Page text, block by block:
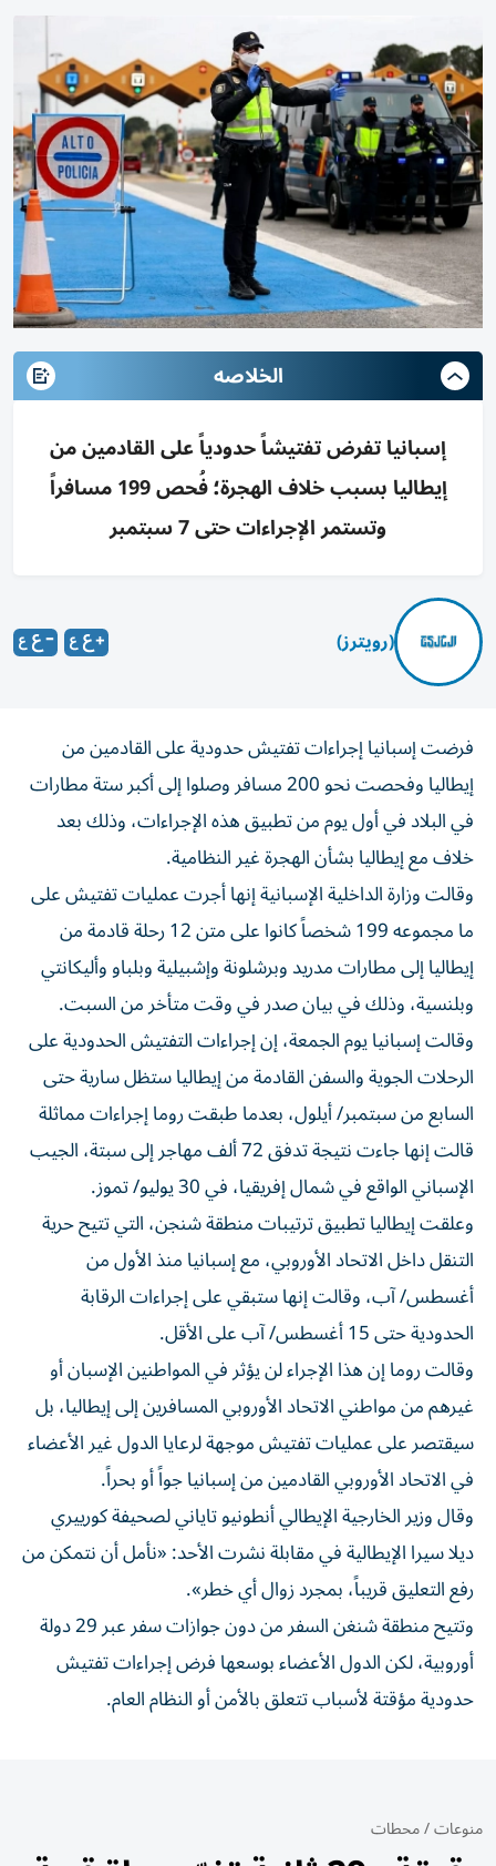
الخلاصه
إسبانيا تفرض تفتيشاً حدودياً على القادمين من
إيطاليا بسبب خلاف الهجرة؛ فُحص 199 مسافراً
وتستمر الإجراءات حتى 7 سبتمبر
(رويترز)
فرضت إسبانيا إجراءات تفتيش حدودية على القادمين من
إيطاليا وفحصت نحو 200 مسافر وصلوا إلى أكبر ستة ‌مطارات
في البلاد في أول يوم من تطبيق هذه ​الإجراءات، وذلك ⁠بعد
خلاف مع إيطاليا بشأن الهجرة غير ‌النظامية.
وقالت وزارة الداخلية ‌الإسبانية إنها أجرت عمليات تفتيش على
ما مجموعه 199 شخصاً كانوا على متن 12 رحلة قادمة من
إيطاليا إلى مطارات ‌مدريد وبرشلونة وإشبيلية وبلباو وأليكانتي
وبلنسية، وذلك في بيان صدر ⁠في وقت متأخر من السبت.
وقالت إسبانيا يوم الجمعة، إن إجراءات التفتيش الحدودية على
الرحلات الجوية والسفن القادمة من إيطاليا ستظل سارية حتى
السابع من سبتمبر/ أيلول، بعدما طبقت روما إجراءات مماثلة
قالت إنها جاءت نتيجة تدفق 72 ​ألف مهاجر إلى سبتة، الجيب
الإسباني الواقع في ‌شمال إفريقيا، في 30 يوليو/ تموز.
وعلقت إيطاليا تطبيق ترتيبات منطقة شنجن، التي تتيح حرية
التنقل داخل الاتحاد الأوروبي، مع إسبانيا ⁠منذ الأول من
أغسطس/ آب، وقالت إنها ستبقي على إجراءات الرقابة
الحدودية حتى 15 أغسطس/ آب على الأقل.
وقالت روما إن هذا ​الإجراء ‌لن يؤثر في المواطنين الإسبان أو
غيرهم من مواطني ‌الاتحاد الأوروبي المسافرين إلى إيطاليا، بل
سيقتصر على عمليات تفتيش موجهة لرعايا الدول غير الأعضاء
في الاتحاد الأوروبي القادمين من إسبانيا ‌جواً أو بحراً.
وقال ‌وزير الخارجية الإيطالي أنطونيو ⁠تاياني لصحيفة كورييري
ديلا سيرا الإيطالية في مقابلة ‌نشرت الأحد: «نأمل أن نتمكن من
رفع التعليق قريباً، بمجرد زوال أي خطر».
وتتيح منطقة شنغن السفر ⁠من دون جوازات سفر عبر 29 دولة
أوروبية، ​لكن الدول الأعضاء بوسعها فرض إجراءات تفتيش
حدودية مؤقتة لأسباب تتعلق بالأمن أو النظام العام.
منوعات/محطات